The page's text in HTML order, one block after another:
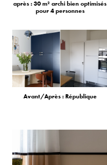
après : 30 m² archi bien optimisés
pour 4 personnes
Avant/Après : République